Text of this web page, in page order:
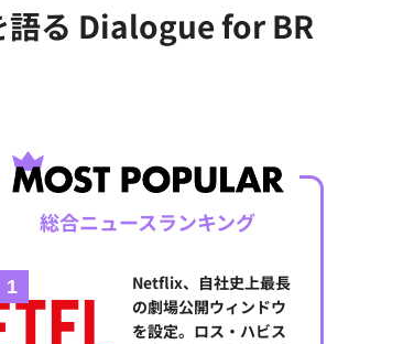
語る Dialogue for BR
総合ニュースランキング
Netflix、自社史上最長
の劇場公開ウィンドウ
を設定。ロス・ハビス